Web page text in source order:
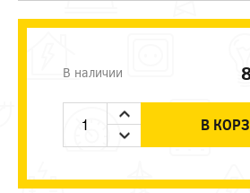
В наличии
В